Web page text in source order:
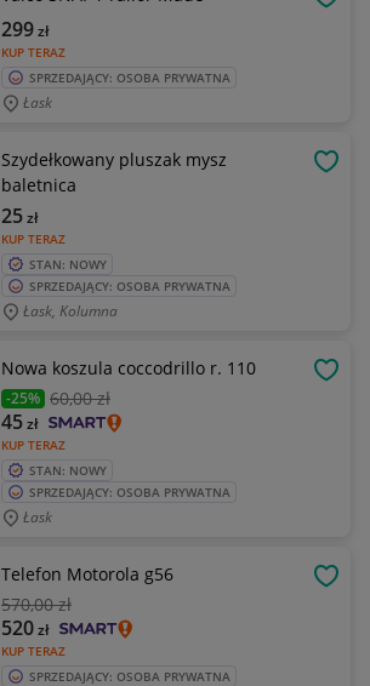
KUP TERAZ
299zł
SPRZEDAJĄCY: OSOBA PRYWATNA
Łask
Szydełkowany pluszak mysz
baletnica
KUP TERAZ
25zł
STAN: NOWY
SPRZEDAJĄCY: OSOBA PRYWATNA
Łask, Kolumna
Nowa koszula coccodrillo r. 110
-25% 60,00 zł
KUP TERAZ
45zł
STAN: NOWY
SPRZEDAJĄCY: OSOBA PRYWATNA
Łask
Telefon Motorola g56
570,00 zł
KUP TERAZ
520zł
SPRZEDAJĄCY: OSOBA PRYWATNA